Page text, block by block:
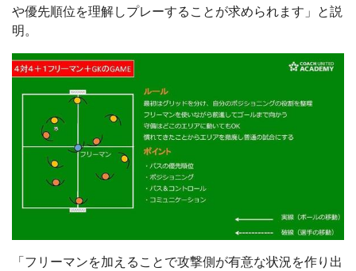
や優先順位を理解しプレーすることが求められます」と説
明。
「フリーマンを加えることで攻撃側が有意な状況を作り出